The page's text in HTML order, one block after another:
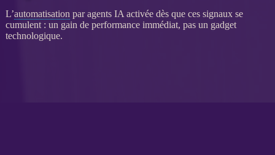
L’automatisation paragents IA activée dès que ces signaux se
cumulent : un gain de performance immédiat, pas un gadget
technologique.